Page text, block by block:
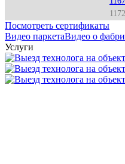
Посмотреть сертификаты
Видео паркетаВидео о
Услуги